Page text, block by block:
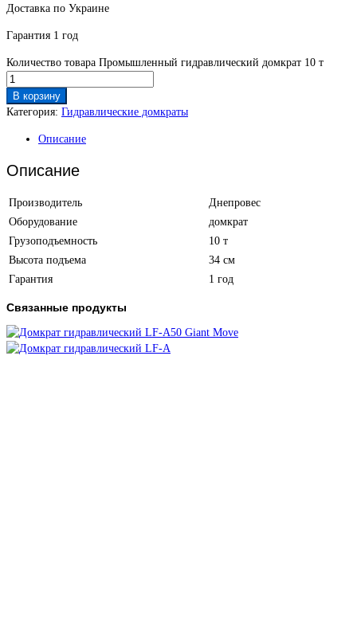
Доставка по Украине
Гарантия 1 год
Количество товара Промышленный гидравлический домкрат 10 т
В корзину
Категория: Гидравлические домкраты
Описание
Описание
Производитель
Днепровес
Оборудование
домкрат
Грузоподъемность
10 т
Высота подъема
34 см
Гарантия
1 год
Связанные продукты